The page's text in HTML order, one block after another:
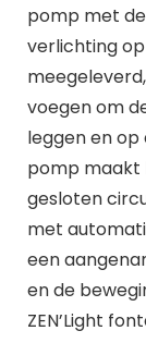
pomp met
verlichting
voegen om
leggen en
pomp maakt
gesloten
met
een
en de
ZEN’Light